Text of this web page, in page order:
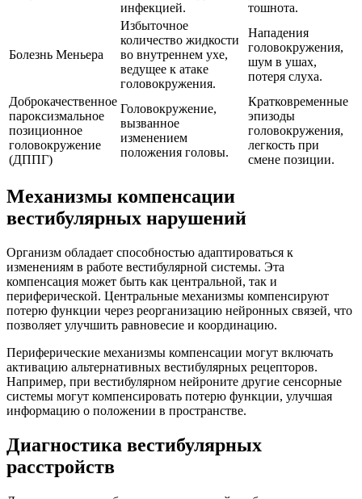
инфекцией.
тошнота.
Болезнь Меньера
Избыточное
количество жидкости
во внутреннем ухе,
ведущее к атаке
головокружения.
Нападения
головокружения,
шум в ушах,
потеря слуха.
Доброкачественное
пароксизмальное
позиционное
головокружение
(ДППГ)
Головокружение,
вызванное
изменением
положения головы.
Кратковременные
эпизоды
головокружения,
легкость при
смене позиции.
Механизмы компенсации
вестибулярных нарушений
Организм обладает способностью адаптироваться к
изменениям в работе вестибулярной системы. Эта
компенсация может быть как центральной, так и
периферической. Центральные механизмы компенсируют
потерю функции через реорганизацию нейронных связей, что
позволяет улучшить равновесие и координацию.
Периферические механизмы компенсации могут включать
активацию альтернативных вестибулярных рецепторов.
Например, при вестибулярном нейроните другие сенсорные
системы могут компенсировать потерю функции, улучшая
информацию о положении в пространстве.
Диагностика вестибулярных
расстройств